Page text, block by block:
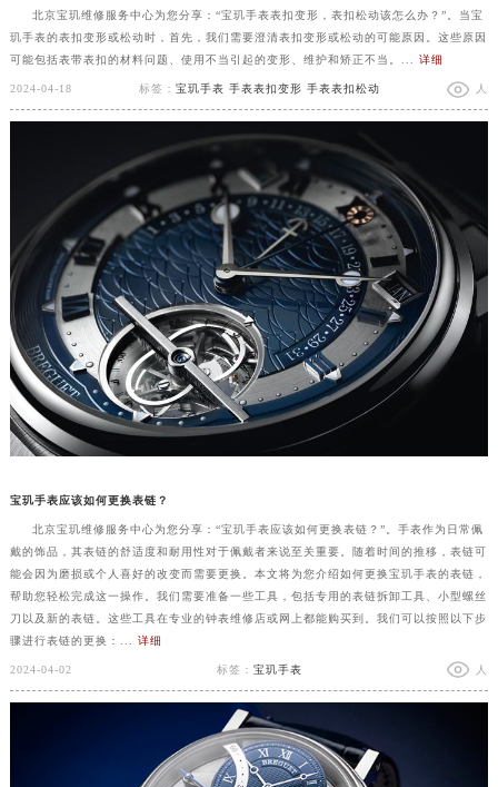
北京宝玑维修服务中心为您分享：“宝玑手表表扣变形，表扣松动该怎么办？”。当宝
玑手表的表扣变形或松动时，首先，我们需要澄清表扣变形或松动的可能原因。这些原因
可能包括表带表扣的材料问题、使用不当引起的变形、维护和矫正不当。... 详细
2024-04-18 标签： 宝玑手表 手表表扣变形 手表表扣松动 人
宝玑手表应该如何更换表链？
北京宝玑维修服务中心为您分享：“宝玑手表应该如何更换表链？”。手表作为日常佩
戴的饰品，其表链的舒适度和耐用性对于佩戴者来说至关重要。随着时间的推移，表链可
能会因为磨损或个人喜好的改变而需要更换。本文将为您介绍如何更换宝玑手表的表链，
帮助您轻松完成这一操作。我们需要准备一些工具，包括专用的表链拆卸工具、小型螺丝
刀以及新的表链。这些工具在专业的钟表维修店或网上都能购买到。我们可以按照以下步
骤进行表链的更换：... 详细
2024-04-02 标签： 宝玑手表 人